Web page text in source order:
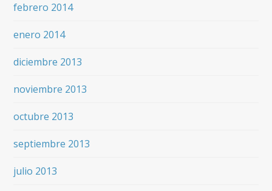
febrero 2014
enero 2014
diciembre 2013
noviembre 2013
octubre 2013
septiembre 2013
julio 2013